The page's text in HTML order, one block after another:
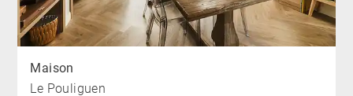
Maison
Le Pouliguen